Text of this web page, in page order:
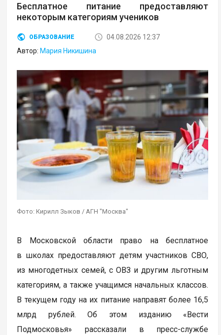
Бесплатное питание предоставляют
некоторым категориям учеников
ОБРАЗОВАНИЕ
04.08.2026 12:37
Автор: Мария Никишина
Фото: Кирилл Зыков / АГН "Москва"
В Московской области право на бесплатное
в школах предоставляют детям участников СВО,
из многодетных семей, с ОВЗ и другим льготным
категориям, а также учащимся начальных классов.
В текущем году на их питание направят более 16,5
млрд рублей. Об этом изданию «Вести
Подмосковья» рассказали в пресс-службе